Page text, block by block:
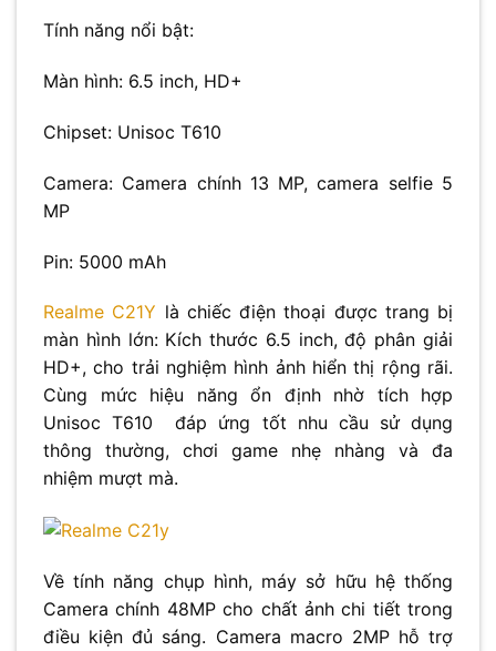
Tính năng nổi bật:
Màn hình: 6.5 inch, HD+
Chipset: Unisoc T610
Camera: Camera chính 13 MP, camera selfie 5
MP
Pin: 5000 mAh
Realme C21Y là chiếc điện thoại được trang bị
màn hình lớn: Kích thước 6.5 inch, độ phân giải
HD+, cho trải nghiệm hình ảnh hiển thị rộng rãi.
Cùng mức hiệu năng ổn định nhờ tích hợp
Unisoc T610 đáp ứng tốt nhu cầu sử dụng
thông thường, chơi game nhẹ nhàng và đa
nhiệm mượt mà.
Về tính năng chụp hình, máy sở hữu hệ thống
Camera chính 48MP cho chất ảnh chi tiết trong
điều kiện đủ sáng. Camera macro 2MP hỗ trợ